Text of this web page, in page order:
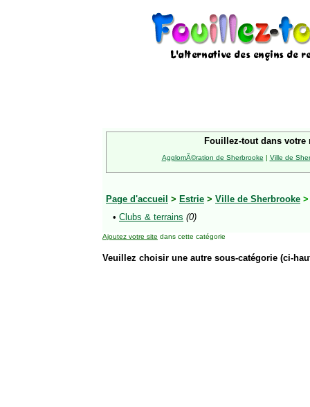
Fouillez-tout dans votre
AgglomÃ©ration de Sherbrooke | Ville de
Page d'accueil > Estrie > Ville de Sherbrooke
• Clubs & terrains (0)
Ajoutez votre site dans cette catégorie
Veuillez choisir une autre sous-catégorie (ci-